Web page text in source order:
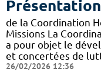
Présentation
de la Coordination
Missions La
a pour objet le
et concertées de
26/02/2026 12:36